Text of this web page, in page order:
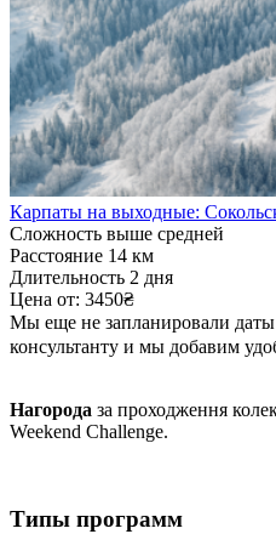
Карпаты на выходные:
Сложность выше средней
Расстояние 14 км
Длительность 2 дня
Цена от: 3450₴
Мы еще не запланировали
консультанту и мы добавим
Нагорода за проходження
Weekend Challenge.
Типы программ